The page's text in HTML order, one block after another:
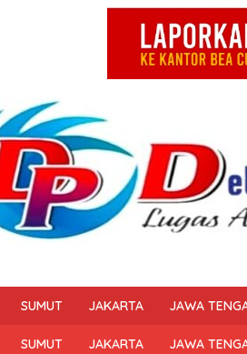
SUMUT JAKARTA JAWA
SUMUT JAKARTA JAWA